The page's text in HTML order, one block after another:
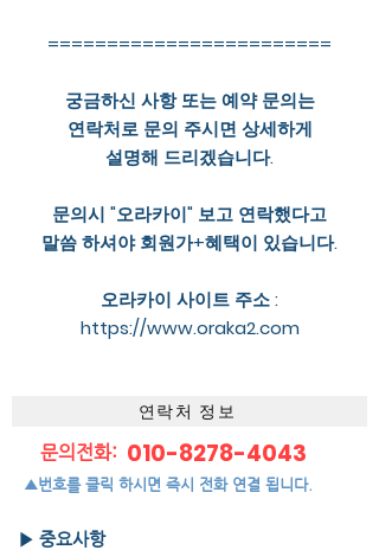
========================
궁금하신 사항 또는 예약 문의는
연락처로 문의 주시면 상세하게
설명해 드리겠습니다.
문의시 "오라카이" 보고 연락했다고
말씀 하셔야 회원가+혜택이 있습니다.
오라카이 사이트 주소 :
https://www.oraka2.com
연락처 정보
문의전화: 010-8278-4043
▲번호를 클릭 하시면 즉시 전화 연결 됩니다.
▶ 중요사항